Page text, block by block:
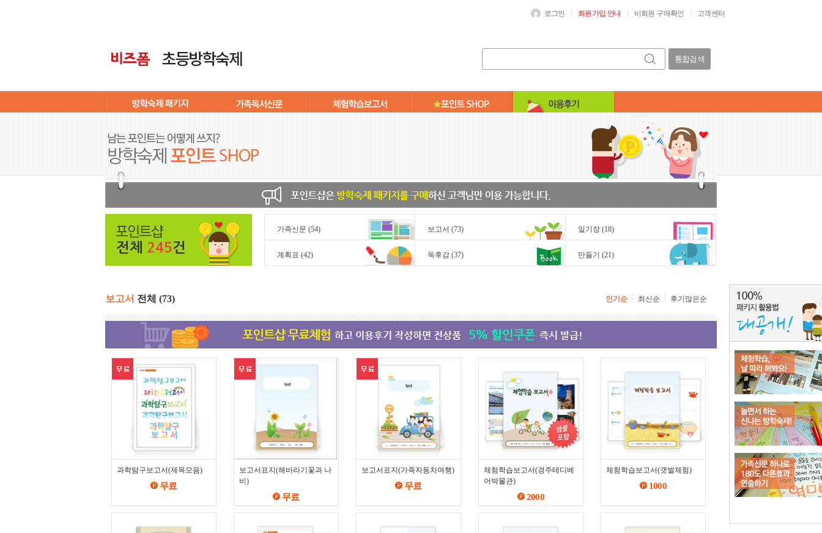
로그인 회원가입 안내 비회원 구매확인 고객센터
통합검색
전체 245건
가족신문 (54) 보고서 (73) 일기장 (18)
계획표 (42) 독후감 (37) 만들기 (21)
보고서 전체 (73) 인기순 최신순 후기많은순
과학탐구보고서(제목모음)
무료
보고서표지(해바라기꽃과 나
비)
무료
보고서표지(가족자동차여행)
무료
체험학습보고서(경주테디베
어박물관)
2000
체험학습보고서(갯벌체험)
1000